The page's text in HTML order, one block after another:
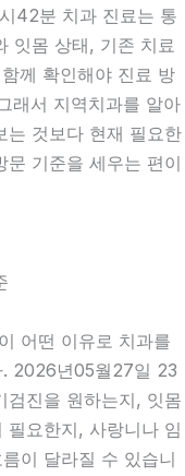
42분 치과 진료는 통
잇몸 상태, 기존 치료
께 확인해야 진료 방
래서 지역치과를 알아
는 것보다 현재 필요한
문 기준을 세우는 편이
어떤 이유로 치과를
. 2026년05월27일 23
진을 원하는지, 잇몸
필요한지, 사랑니나 임
이 달라질 수 있습니